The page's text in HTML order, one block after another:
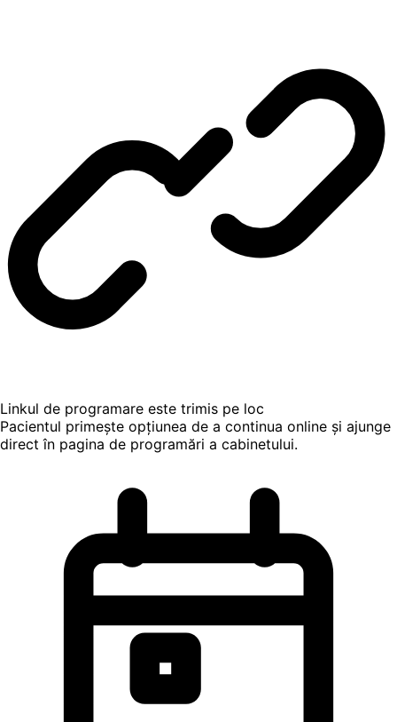
Linkul de programare este trimis pe loc
Pacientul primește opțiunea de a continua online și ajunge
direct în pagina de programări a cabinetului.